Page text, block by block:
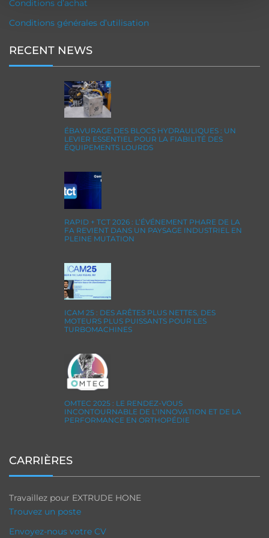
Conditions d’achat
Conditions générales d’utilisation
RECENT NEWS
ÉBAVURAGE DES BLOCS HYDRAULIQUES : UN
LEVIER ESSENTIEL POUR LA FIABILITÉ DES
ÉQUIPEMENTS LOURDS
RAPID + TCT 2026 : L’ÉVÉNEMENT PHARE DE LA
FA REVIENT DANS UN PAYSAGE INDUSTRIEL EN
PLEINE MUTATION
ICAM 25 : DES ARÊTES PLUS NETTES, DES
MOTEURS PLUS PUISSANTS POUR LES
TURBOMACHINES
OMTEC 2025 : LE RENDEZ-VOUS
INCONTOURNABLE DE L’INNOVATION ET DE LA
PERFORMANCE EN ORTHOPÉDIE
CARRIÈRES
Travaillez pour EXTRUDE HONE
Trouvez un poste
Envoyez-nous votre CV